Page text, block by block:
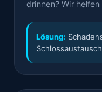
drinnen? Wir
Lösung: